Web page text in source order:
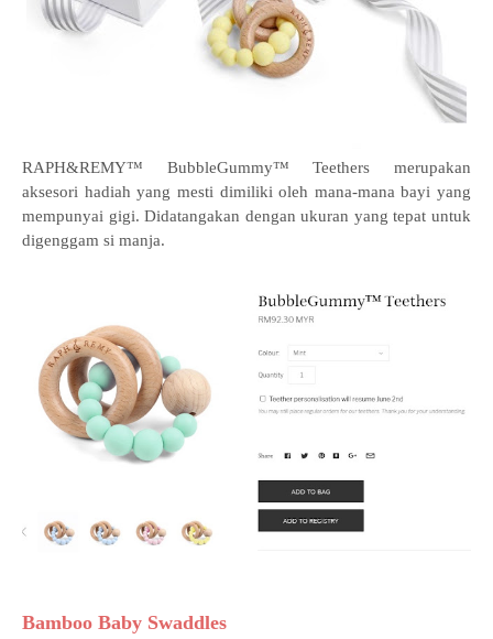
RAPH&REMY™ BubbleGummy™ Teethers merupakan
aksesori hadiah yang mesti dimiliki oleh mana-mana bayi yang
mempunyai gigi. Didatangakan dengan ukuran yang tepat untuk
digenggam si manja.
Bamboo Baby Swaddles